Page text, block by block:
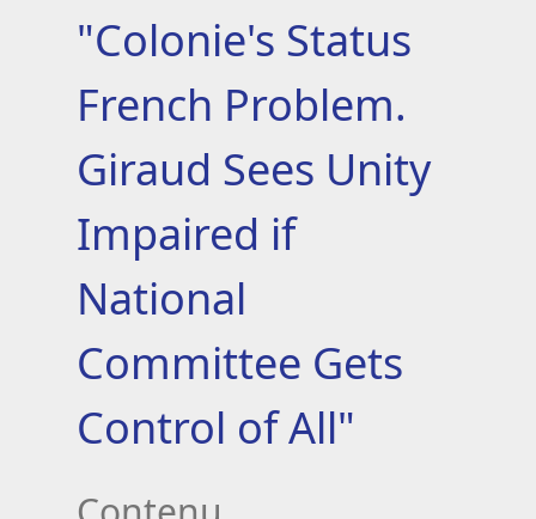
"Colonie's Status
French Problem.
Giraud Sees Unity
Impaired if
National
Committee Gets
Control of All"